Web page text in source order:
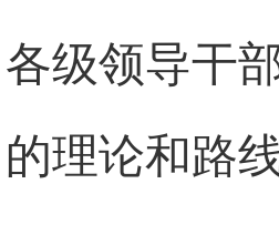
各级领导干
的理论和路